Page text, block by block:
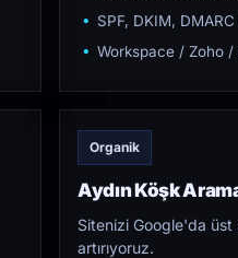
SPF, DKIM,
Workspace / Zoho /
Organik
Aydın Köşk
Sitenizi Google'da üst
artırıyoruz.